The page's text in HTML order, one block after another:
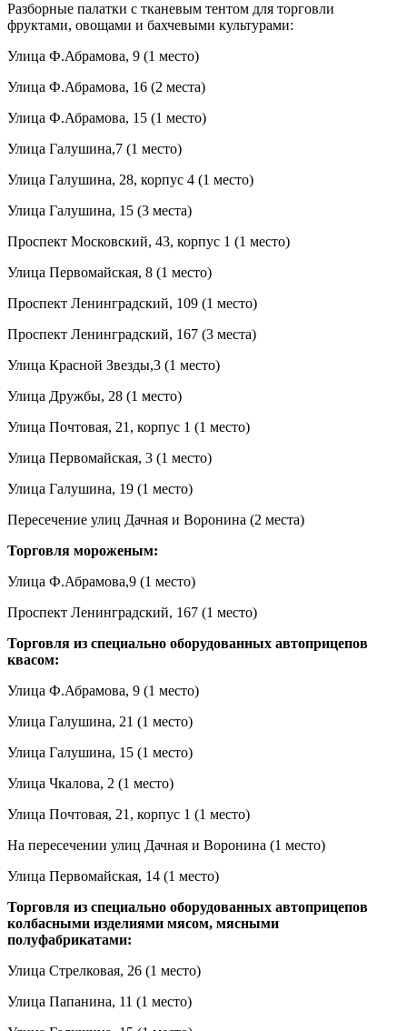
Разборные палатки с тканевым тентом для торговли
фруктами, овощами и бахчевыми культурами:
Улица Ф.Абрамова, 9 (1 место)
Улица Ф.Абрамова, 16 (2 места)
Улица Ф.Абрамова, 15 (1 место)
Улица Галушина,7 (1 место)
Улица Галушина, 28, корпус 4 (1 место)
Улица Галушина, 15 (3 места)
Проспект Московский, 43, корпус 1 (1 место)
Улица Первомайская, 8 (1 место)
Проспект Ленинградский, 109 (1 место)
Проспект Ленинградский, 167 (3 места)
Улица Красной Звезды,3 (1 место)
Улица Дружбы, 28 (1 место)
Улица Почтовая, 21, корпус 1 (1 место)
Улица Первомайская, 3 (1 место)
Улица Галушина, 19 (1 место)
Пересечение улиц Дачная и Воронина (2 места)
Торговля мороженым:
Улица Ф.Абрамова,9 (1 место)
Проспект Ленинградский, 167 (1 место)
Торговля из специально оборудованных автоприцепов
квасом:
Улица Ф.Абрамова, 9 (1 место)
Улица Галушина, 21 (1 место)
Улица Галушина, 15 (1 место)
Улица Чкалова, 2 (1 место)
Улица Почтовая, 21, корпус 1 (1 место)
На пересечении улиц Дачная и Воронина (1 место)
Улица Первомайская, 14 (1 место)
Торговля из специально оборудованных автоприцепов
колбасными изделиями мясом, мясными
полуфабрикатами:
Улица Стрелковая, 26 (1 место)
Улица Папанина, 11 (1 место)